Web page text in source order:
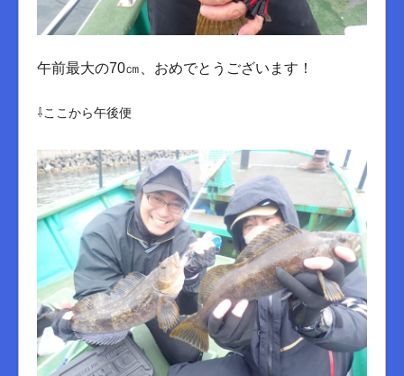
午前最大の70㎝、おめでとうございます！
⇩ここから午後便